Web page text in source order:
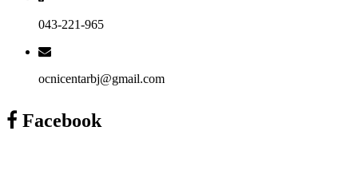
043-221-965
ocnicentarbj@gmail.com
Facebook